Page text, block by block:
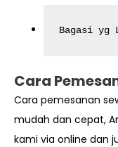
Bagasi yg
Cara
Cara pemesanan
mudah dan cepat,
kami via online dan